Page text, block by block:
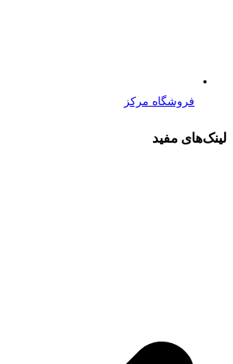
فروشگاه مرکز
لینک‌های مفید